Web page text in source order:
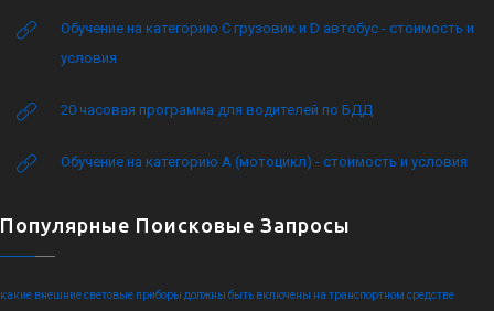
Обучение на категорию C грузовик и D автобус - стоимость и
условия
20 часовая программа для водителей по БДД
Обучение на категорию А (мотоцикл) - стоимость и условия
Популярные Поисковые Запросы
какие внешние световые приборы должны быть включены на транспортном средстве